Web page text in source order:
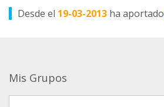
Desde el 19-03-2013 ha aportado
Mis Grupos